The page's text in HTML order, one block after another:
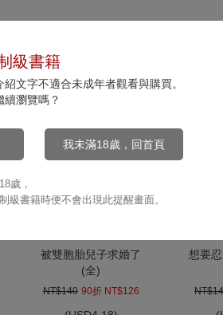
被雙胞胎兒子求婚了
(全)
NT$140 90折 NT$126
想要
級書籍
紹文字不適合未成年者觀看與購買。
續瀏覽嗎？
我未滿18歲，回首頁
歲，
級書籍時便不會出現此提醒畫面。